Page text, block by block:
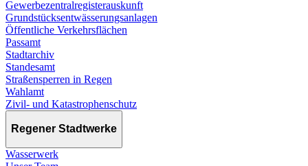
Gewerbezentralregisterauskunft
Grundstücksentwässerungsanlagen
Öffentliche Verkehrsflächen
Passamt
Stadtarchiv
Standesamt
Straßensperren in Regen
Wahlamt
Zivil- und Katastrophenschutz
Regener Stadtwerke
Wasserwerk